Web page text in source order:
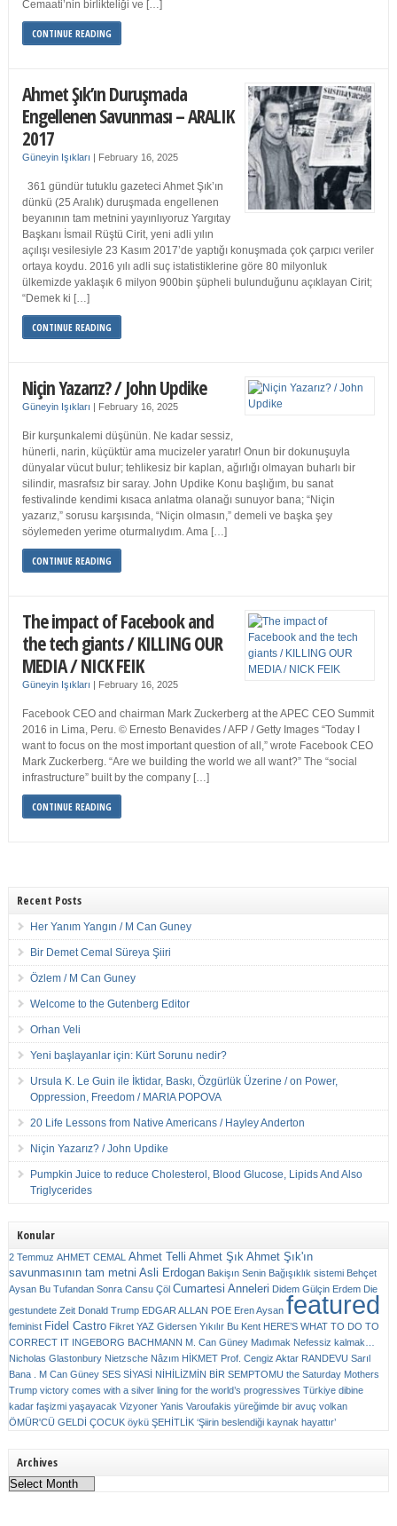
Cemaati’nin birlikteliği ve […]
CONTINUE READING
Ahmet Şık’ın Duruşmada
Engellenen Savunması – ARALIK
2017
Güneyin Işıkları | February 16, 2025
361 gündür tutuklu gazeteci Ahmet Şık’ın
dünkü (25 Aralık) duruşmada engellenen
beyanının tam metnini yayınlıyoruz Yargıtay
Başkanı İsmail Rüştü Cirit, yeni adli yılın
açılışı vesilesiyle 23 Kasım 2017’de yaptığı konuşmada çok çarpıcı veriler
ortaya koydu. 2016 yılı adli suç istatistiklerine göre 80 milyonluk
ülkemizde yaklaşık 6 milyon 900bin şüpheli bulunduğunu açıklayan Cirit;
“Demek ki […]
CONTINUE READING
Niçin Yazarız? / John Updike
Güneyin Işıkları | February 16, 2025
Bir kurşunkalemi düşünün. Ne kadar sessiz,
hünerli, narin, küçüktür ama mucizeler yaratır! Onun bir dokunuşuyla
dünyalar vücut bulur; tehlikesiz bir kaplan, ağırlığı olmayan buharlı bir
silindir, masrafsız bir saray. John Updike Konu başlığım, bu sanat
festivalinde kendimi kısaca anlatma olanağı sunuyor bana; “Niçin
yazarız,” sorusu karşısında, “Niçin olmasın,” demeli ve başka şey
söylemeden yerime oturmalıydım. Ama […]
CONTINUE READING
The impact of Facebook and
the tech giants / KILLING OUR
MEDIA / NICK FEIK
Güneyin Işıkları | February 16, 2025
Facebook CEO and chairman Mark Zuckerberg at the APEC CEO Summit
2016 in Lima, Peru. © Ernesto Benavides / AFP / Getty Images “Today I
want to focus on the most important question of all,” wrote Facebook CEO
Mark Zuckerberg. “Are we building the world we all want?” The “social
infrastructure” built by the company […]
CONTINUE READING
Recent Posts
Her Yanım Yangın / M Can Guney
Bir Demet Cemal Süreya Şiiri
Özlem / M Can Guney
Welcome to the Gutenberg Editor
Orhan Veli
Yeni başlayanlar için: Kürt Sorunu nedir?
Ursula K. Le Guin ile İktidar, Baskı, Özgürlük Üzerine / on Power,
Oppression, Freedom / MARIA POPOVA
20 Life Lessons from Native Americans / Hayley Anderton
Niçin Yazarız? / John Updike
Pumpkin Juice to reduce Cholesterol, Blood Glucose, Lipids And Also
Triglycerides
Konular
2 Temmuz AHMET CEMAL Ahmet Telli Ahmet Şık Ahmet Şık'ın
savunmasının tam metni Asli Erdogan Bakişın Senin Bağışıklık sistemi Behçet
Aysan Bu Tufandan Sonra Cansu Çöl Cumartesi Anneleri Didem Gülçin Erdem Die
gestundete Zeit Donald Trump EDGAR ALLAN POE Eren Aysan featured
feminist Fidel Castro Fikret YAZ Gidersen Yıkılır Bu Kent HERE’S WHAT TO DO TO
CORRECT IT INGEBORG BACHMANN M. Can Güney Madımak Nefessiz kalmak…
Nicholas Glastonbury Nietzsche Nâzım HİKMET Prof. Cengiz Aktar RANDEVU Sarıl
Bana . M Can Güney SES SİYASİ NİHİLİZMİN BİR SEMPTOMU the Saturday Mothers
Trump victory comes with a silver lining for the world’s progressives Türkiye dibine
kadar faşizmi yaşayacak Vizyoner Yanis Varoufakis yüreğimde bir avuç volkan
ÖMÜR'CÜ GELDİ ÇOCUK öykü ŞEHİTLİK ‘Şiirin beslendiği kaynak hayattır’
Archives
Archives